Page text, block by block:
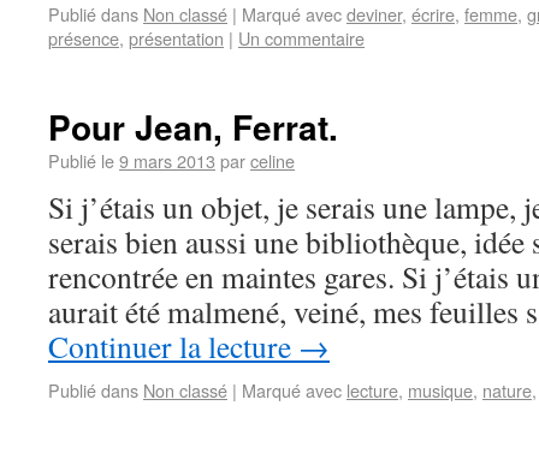
Publié dans Non classé | Marqué avecdeviner, écrire, femme,
présence, présentation | Un commentaire
Pour Jean, Ferrat.
Publié le9 mars 2013 parceline
Si j’étais un objet, je serais une lampe,
serais bien aussi une bibliothèque, idée
rencontrée en maintes gares. Si j’étais
aurait été malmené, veiné, mes feuilles
Continuer la lecture →
Publié dans Non classé | Marqué avec lecture, musique, nature